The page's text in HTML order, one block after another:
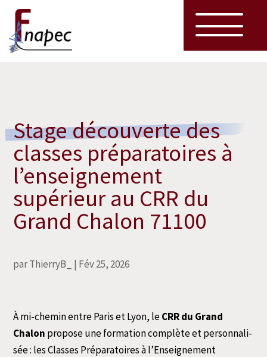
Stage découverte des
classes préparatoires à
l’enseignement
supérieur au CRR du
Grand Chalon 71100
parThierryB_ | Fév 25, 2026
À mi-che­min entre Paris et Lyon, leCRR du Grand
Chalon pro­pose une for­ma­tion com­plète et per­son­na­li­
sée : les Classes Préparatoires à l’Enseignement